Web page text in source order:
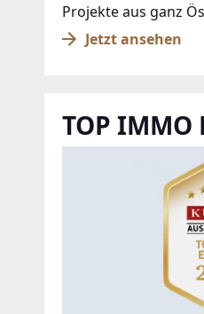
Projekte aus ganz
Jetzt ansehen
TOP